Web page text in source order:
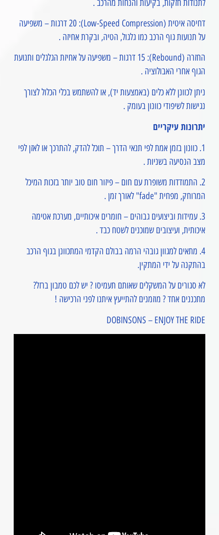
לתנודות חזקות, בקיעות והנחות מהרכב .
דחיסה איטית (Low-Speed Compression): 20 דרגות – משפיעה
על תנועות גוף הרכב כמו גלגול, הטיה, ובקרת אחיזה .
החזרה (Rebound): 15 דרגות – משפיעה על אחיזת הגלגלים ותנועת
הגוף אחרי האבולוציה .
ניתן לכוונן ללא כלים (באמצעות יד), או להשתמש בכלי הכלול לצורך
נגישות לשיפודי כוונון בעומק .
יתרונות עיקריים
1. כוונון בזמן אמת לפי תנאי הדרך – תוכל להדק, להתרכך או לאזן לפי
מצב הנסיעה בשניות .
2. התמודדות משופרת עם חום – פיזור חום טוב יותר בזכות המיכל
המרוחק, מפחית "fade" לאורך זמן .
3. עמידות וביצועים גבוהים – חומרים איכותיים, מערכת אטימה
איכותית, ועיצובים שמוכנים לשטח כבד .
4. מתאים למגוון גובהי הרמה בבולם הקדמי המתכוונן בגוף הרכב
בהתקנה על ידי המתקין.
לא סגורים על המשקלים שאותם תעמיסו ? יש לכם טמבון ברזל?
מתכננים אחד ? מוזמנים להתייעץ איתנו לפני הרכישה !
DOBINSONS – ENJOY THE RIDE